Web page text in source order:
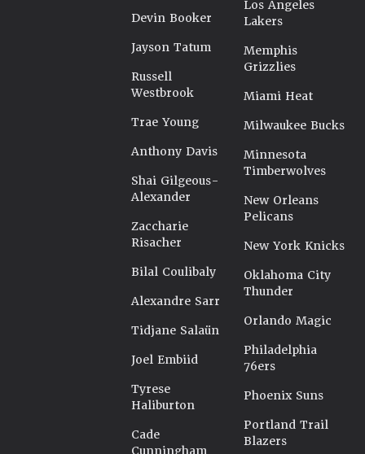
Devin Booker
Jayson Tatum
Russell
Westbrook
Trae Young
Anthony Davis
Shai Gilgeous-
Alexander
Zaccharie
Risacher
Bilal Coulibaly
Alexandre Sarr
Tidjane Salaün
Joel Embiid
Tyrese
Haliburton
Cade
Cunningham
Los Angeles
Lakers
Memphis
Grizzlies
Miami Heat
Milwaukee Bucks
Minnesota
Timberwolves
New Orleans
Pelicans
New York Knicks
Oklahoma City
Thunder
Orlando Magic
Philadelphia
76ers
Phoenix Suns
Portland Trail
Blazers